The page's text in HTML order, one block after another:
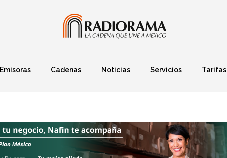
Emisoras Cadenas Noticias Servicios Tarifas